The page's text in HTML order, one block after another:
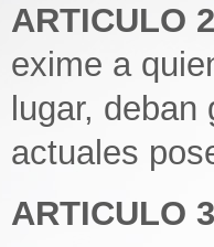
ARTICULO 2
exime a
lugar,
actuales
ARTICULO 3